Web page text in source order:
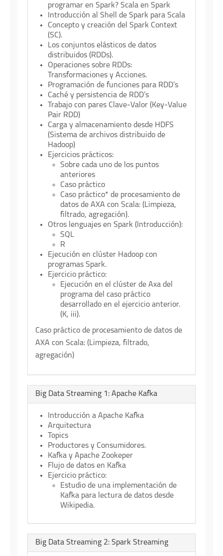
programar en Spark? Scala en Spark
Introducción al Shell de Spark para Scala
Concepto y creación del Spark Context
(SC).
Los conjuntos elásticos de datos
distribuidos (RDDs).
Operaciones sobre RDDs:
Transformaciones y Acciones.
Programación de funciones para RDD’s
Caché y persistencia de RDD’s
Trabajo con pares Clave-Valor (Key-Value
Pair RDD)
Carga y almacenamiento desde HDFS
(Sistema de archivos distribuido de
Hadoop)
Ejercicios prácticos:
Sobre cada uno de los puntos
anteriores
Caso práctico
Caso práctico* de procesamiento de
datos de AXA con Scala: (Limpieza,
filtrado, agregación).
Otros lenguajes en Spark (Introducción):
SQL
R
Ejecución en clúster Hadoop con
programas Spark.
Ejercicio práctico:
Ejecución en el clúster de Axa del
programa del caso práctico
desarrollado en el ejercicio anterior.
(K, iii).
Caso práctico de procesamiento de datos de
AXA con Scala: (Limpieza, filtrado,
agregación)
Big Data Streaming 1: Apache Kafka
Introducción a Apache Kafka
Arquitectura
Topics
Productores y Consumidores.
Kafka y Apache Zookeper
Flujo de datos en Kafka
Ejercicio práctico:
Estudio de una implementación de
Kafka para lectura de datos desde
Wikipedia.
Big Data Streaming 2: Spark Streaming